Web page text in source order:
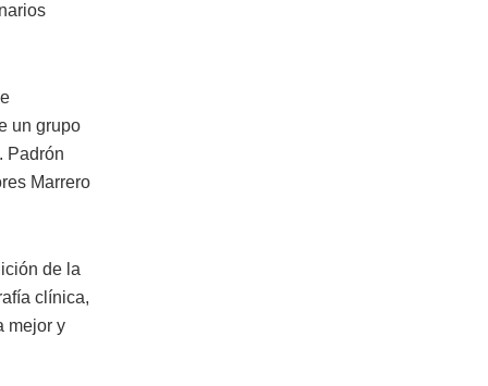
un grupo
Padrón
Marrero
de la
clínica,
mejor y